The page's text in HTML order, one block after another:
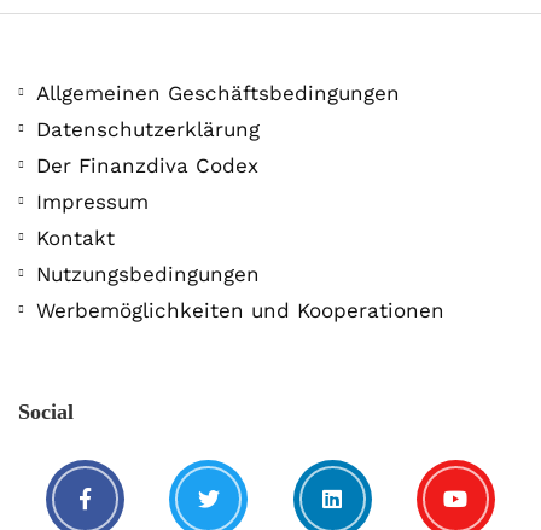
Allgemeinen Geschäftsbedingungen
Datenschutzerklärung
Der Finanzdiva Codex
Impressum
Kontakt
Nutzungsbedingungen
Werbemöglichkeiten und Kooperationen
Social